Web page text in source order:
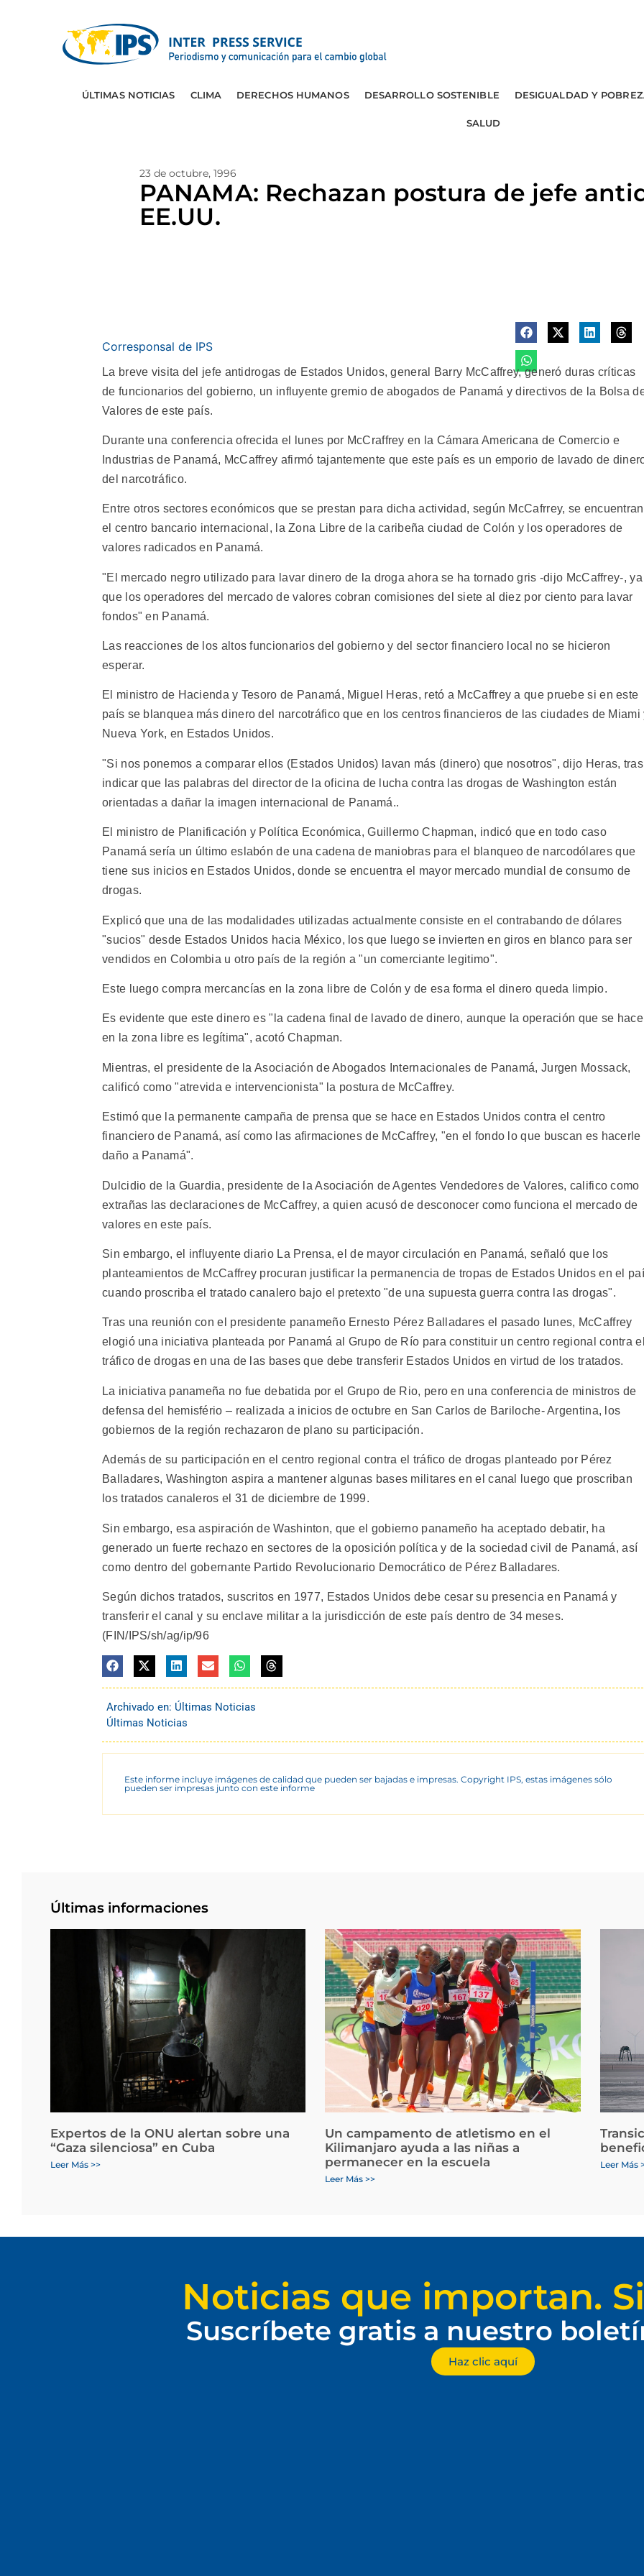
ÚLTIMAS NOTICIAS CLIMA DERECHOS HUMANOS DESARROLLO SOSTENIBLE DESIGUALDAD Y
SALUD
23 de octubre, 1996
PANAMA: Rechazan postura de jefe
EE.UU.
Corresponsal de IPS
La breve visita del jefe antidrogas de Estados Unidos, general Barry McCaffrey, generó duras críticas
de funcionarios del gobierno, un influyente gremio de abogados de Panamá y directivos de la Bolsa
Valores de este país.
Durante una conferencia ofrecida el lunes por McCraffrey en la Cámara Americana de Comercio e
Industrias de Panamá, McCaffrey afirmó tajantemente que este país es un emporio de lavado de
del narcotráfico.
Entre otros sectores económicos que se prestan para dicha actividad, según McCafrrey, se encuentran
el centro bancario internacional, la Zona Libre de la caribeña ciudad de Colón y los operadores de
valores radicados en Panamá.
"El mercado negro utilizado para lavar dinero de la droga ahora se ha tornado gris -dijo McCaffrey-, ya
que los operadores del mercado de valores cobran comisiones del siete al diez por ciento para lavar
fondos" en Panamá.
Las reacciones de los altos funcionarios del gobierno y del sector financiero local no se hicieron
esperar.
El ministro de Hacienda y Tesoro de Panamá, Miguel Heras, retó a McCaffrey a que pruebe si en este
país se blanquea más dinero del narcotráfico que en los centros financieros de las ciudades de Miami
Nueva York, en Estados Unidos.
"Si nos ponemos a comparar ellos (Estados Unidos) lavan más (dinero) que nosotros", dijo Heras, tras
indicar que las palabras del director de la oficina de lucha contra las drogas de Washington están
orientadas a dañar la imagen internacional de Panamá..
El ministro de Planificación y Política Económica, Guillermo Chapman, indicó que en todo caso
Panamá sería un último eslabón de una cadena de maniobras para el blanqueo de narcodólares que
tiene sus inicios en Estados Unidos, donde se encuentra el mayor mercado mundial de consumo de
drogas.
Explicó que una de las modalidades utilizadas actualmente consiste en el contrabando de dólares
"sucios" desde Estados Unidos hacia México, los que luego se invierten en giros en blanco para ser
vendidos en Colombia u otro país de la región a "un comerciante legitimo".
Este luego compra mercancías en la zona libre de Colón y de esa forma el dinero queda limpio.
Es evidente que este dinero es "la cadena final de lavado de dinero, aunque la operación que se hace
en la zona libre es legítima", acotó Chapman.
Mientras, el presidente de la Asociación de Abogados Internacionales de Panamá, Jurgen Mossack,
calificó como "atrevida e intervencionista" la postura de McCaffrey.
Estimó que la permanente campaña de prensa que se hace en Estados Unidos contra el centro
financiero de Panamá, así como las afirmaciones de McCaffrey, "en el fondo lo que buscan es hacerle
daño a Panamá".
Dulcidio de la Guardia, presidente de la Asociación de Agentes Vendedores de Valores, califico como
extrañas las declaraciones de McCaffrey, a quien acusó de desconocer como funciona el mercado de
valores en este país.
Sin embargo, el influyente diario La Prensa, el de mayor circulación en Panamá, señaló que los
planteamientos de McCaffrey procuran justificar la permanencia de tropas de Estados Unidos en el
cuando proscriba el tratado canalero bajo el pretexto "de una supuesta guerra contra las drogas".
Tras una reunión con el presidente panameño Ernesto Pérez Balladares el pasado lunes, McCaffrey
elogió una iniciativa planteada por Panamá al Grupo de Río para constituir un centro regional contra
tráfico de drogas en una de las bases que debe transferir Estados Unidos en virtud de los tratados.
La iniciativa panameña no fue debatida por el Grupo de Rio, pero en una conferencia de ministros de
defensa del hemisfério – realizada a inicios de octubre en San Carlos de Bariloche- Argentina, los
gobiernos de la región rechazaron de plano su participación.
Además de su participación en el centro regional contra el tráfico de drogas planteado por Pérez
Balladares, Washington aspira a mantener algunas bases militares en el canal luego que proscriban
los tratados canaleros el 31 de diciembre de 1999.
Sin embargo, esa aspiración de Washinton, que el gobierno panameño ha aceptado debatir, ha
generado un fuerte rechazo en sectores de la oposición política y de la sociedad civil de Panamá, así
como dentro del gobernante Partido Revolucionario Democrático de Pérez Balladares.
Según dichos tratados, suscritos en 1977, Estados Unidos debe cesar su presencia en Panamá y
transferir el canal y su enclave militar a la jurisdicción de este país dentro de 34 meses.
(FIN/IPS/sh/ag/ip/96
Archivado en: Últimas Noticias
Últimas Noticias
Este informe incluye imágenes de calidad que pueden ser bajadas e impresas. Copyright IPS, estas imágenes sólo
pueden ser impresas junto con este informe
Últimas informaciones
Expertos de la ONU alertan sobre una
“Gaza silenciosa” en Cuba
Leer Más >>
Un campamento de atletismo en el
Kilimanjaro ayuda a las niñas a
permanecer en la escuela
Leer Más >>
Leer Más
Noticias que importan.
Suscríbete gratis a nuestro
Haz clic aquí